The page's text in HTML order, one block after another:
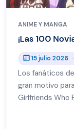
ANIME Y MANGA
¡Las 100
15 julio 2026 ·
Los fanáticos
gran motivo
Girlfriends Who